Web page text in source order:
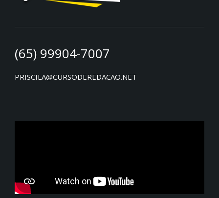
(65) 99904-7007
PRISCILA@CURSODEREDACAO.NET